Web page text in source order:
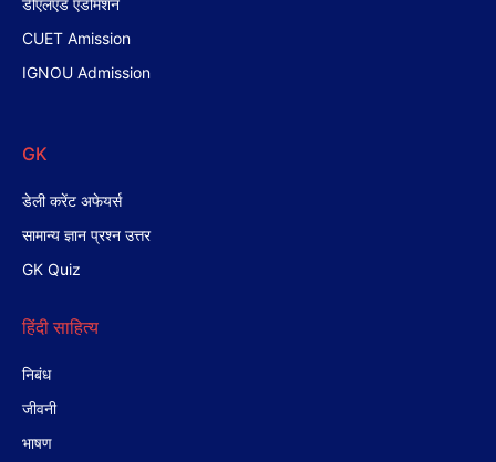
डीएलएड एडमिशन
CUET Amission
IGNOU Admission
GK
डेली करेंट अफेयर्स
सामान्य ज्ञान प्रश्न उत्तर
GK Quiz
हिंदी साहित्य
निबंध
जीवनी
भाषण